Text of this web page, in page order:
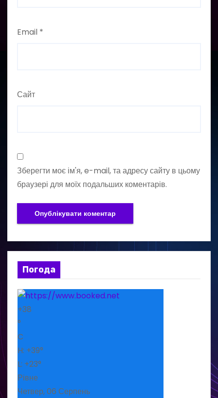
Email *
Сайт
Зберегти моє ім'я, e-mail, та адресу сайту в цьому
браузері для моїх подальших коментарів.
Погода
+38
°
C
H: +39°
L: +23°
Рівне
Четвер, 06 Серпень